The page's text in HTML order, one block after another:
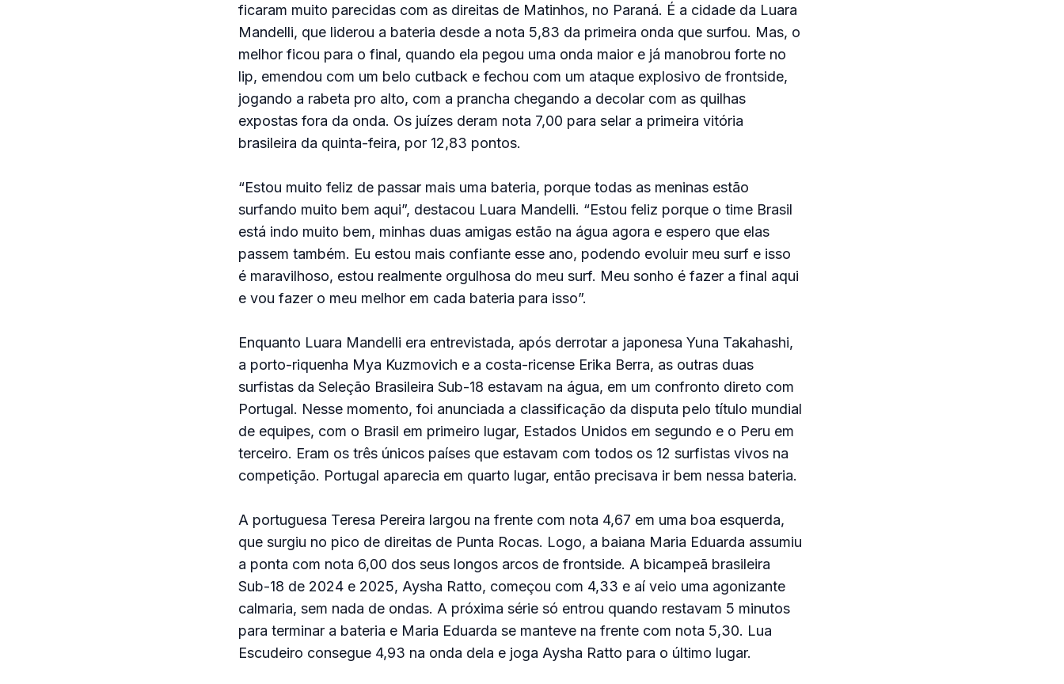
ficaram muito parecidas com as direitas de Matinhos, no Paraná. É a cidade da Luara
Mandelli, que liderou a bateria desde a nota 5,83 da primeira onda que surfou. Mas, o
melhor ficou para o final, quando ela pegou uma onda maior e já manobrou forte no
lip, emendou com um belo cutback e fechou com um ataque explosivo de frontside,
jogando a rabeta pro alto, com a prancha chegando a decolar com as quilhas
expostas fora da onda. Os juízes deram nota 7,00 para selar a primeira vitória
brasileira da quinta-feira, por 12,83 pontos.
“Estou muito feliz de passar mais uma bateria, porque todas as meninas estão
surfando muito bem aqui”, destacou Luara Mandelli. “Estou feliz porque o time Brasil
está indo muito bem, minhas duas amigas estão na água agora e espero que elas
passem também. Eu estou mais confiante esse ano, podendo evoluir meu surf e isso
é maravilhoso, estou realmente orgulhosa do meu surf. Meu sonho é fazer a final aqui
e vou fazer o meu melhor em cada bateria para isso”.
Enquanto Luara Mandelli era entrevistada, após derrotar a japonesa Yuna Takahashi,
a porto-riquenha Mya Kuzmovich e a costa-ricense Erika Berra, as outras duas
surfistas da Seleção Brasileira Sub-18 estavam na água, em um confronto direto com
Portugal. Nesse momento, foi anunciada a classificação da disputa pelo título mundial
de equipes, com o Brasil em primeiro lugar, Estados Unidos em segundo e o Peru em
terceiro. Eram os três únicos países que estavam com todos os 12 surfistas vivos na
competição. Portugal aparecia em quarto lugar, então precisava ir bem nessa bateria.
A portuguesa Teresa Pereira largou na frente com nota 4,67 em uma boa esquerda,
que surgiu no pico de direitas de Punta Rocas. Logo, a baiana Maria Eduarda assumiu
a ponta com nota 6,00 dos seus longos arcos de frontside. A bicampeã brasileira
Sub-18 de 2024 e 2025, Aysha Ratto, começou com 4,33 e aí veio uma agonizante
calmaria, sem nada de ondas. A próxima série só entrou quando restavam 5 minutos
para terminar a bateria e Maria Eduarda se manteve na frente com nota 5,30. Lua
Escudeiro consegue 4,93 na onda dela e joga Aysha Ratto para o último lugar.